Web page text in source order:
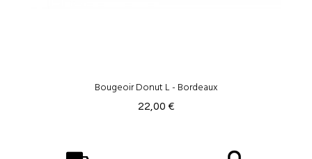
Bougeoir Donut L - Bordeaux
22,00 €